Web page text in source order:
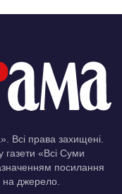
Всі права захищені.
газети «Всі Суми
посилання
на джерело.